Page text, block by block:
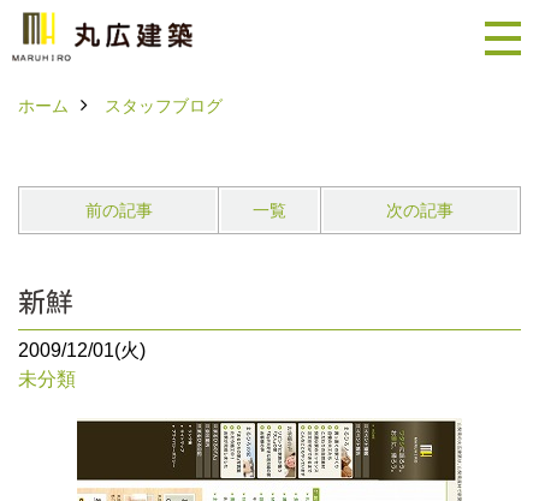
ホーム スタッフブログ
前の記事 一覧 次の記事
新鮮
2009/12/01(火)
未分類